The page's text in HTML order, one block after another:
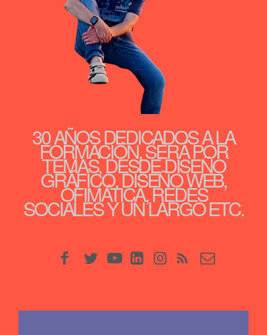
30 AÑOS DEDICADOS A LA
FORMACIÓN, SERÁ POR
TEMAS, DESDE DISEÑO
GRÁFICO, DISEÑO WEB,
OFIMÁTICA, REDES
SOCIALES Y UN LARGO ETC.